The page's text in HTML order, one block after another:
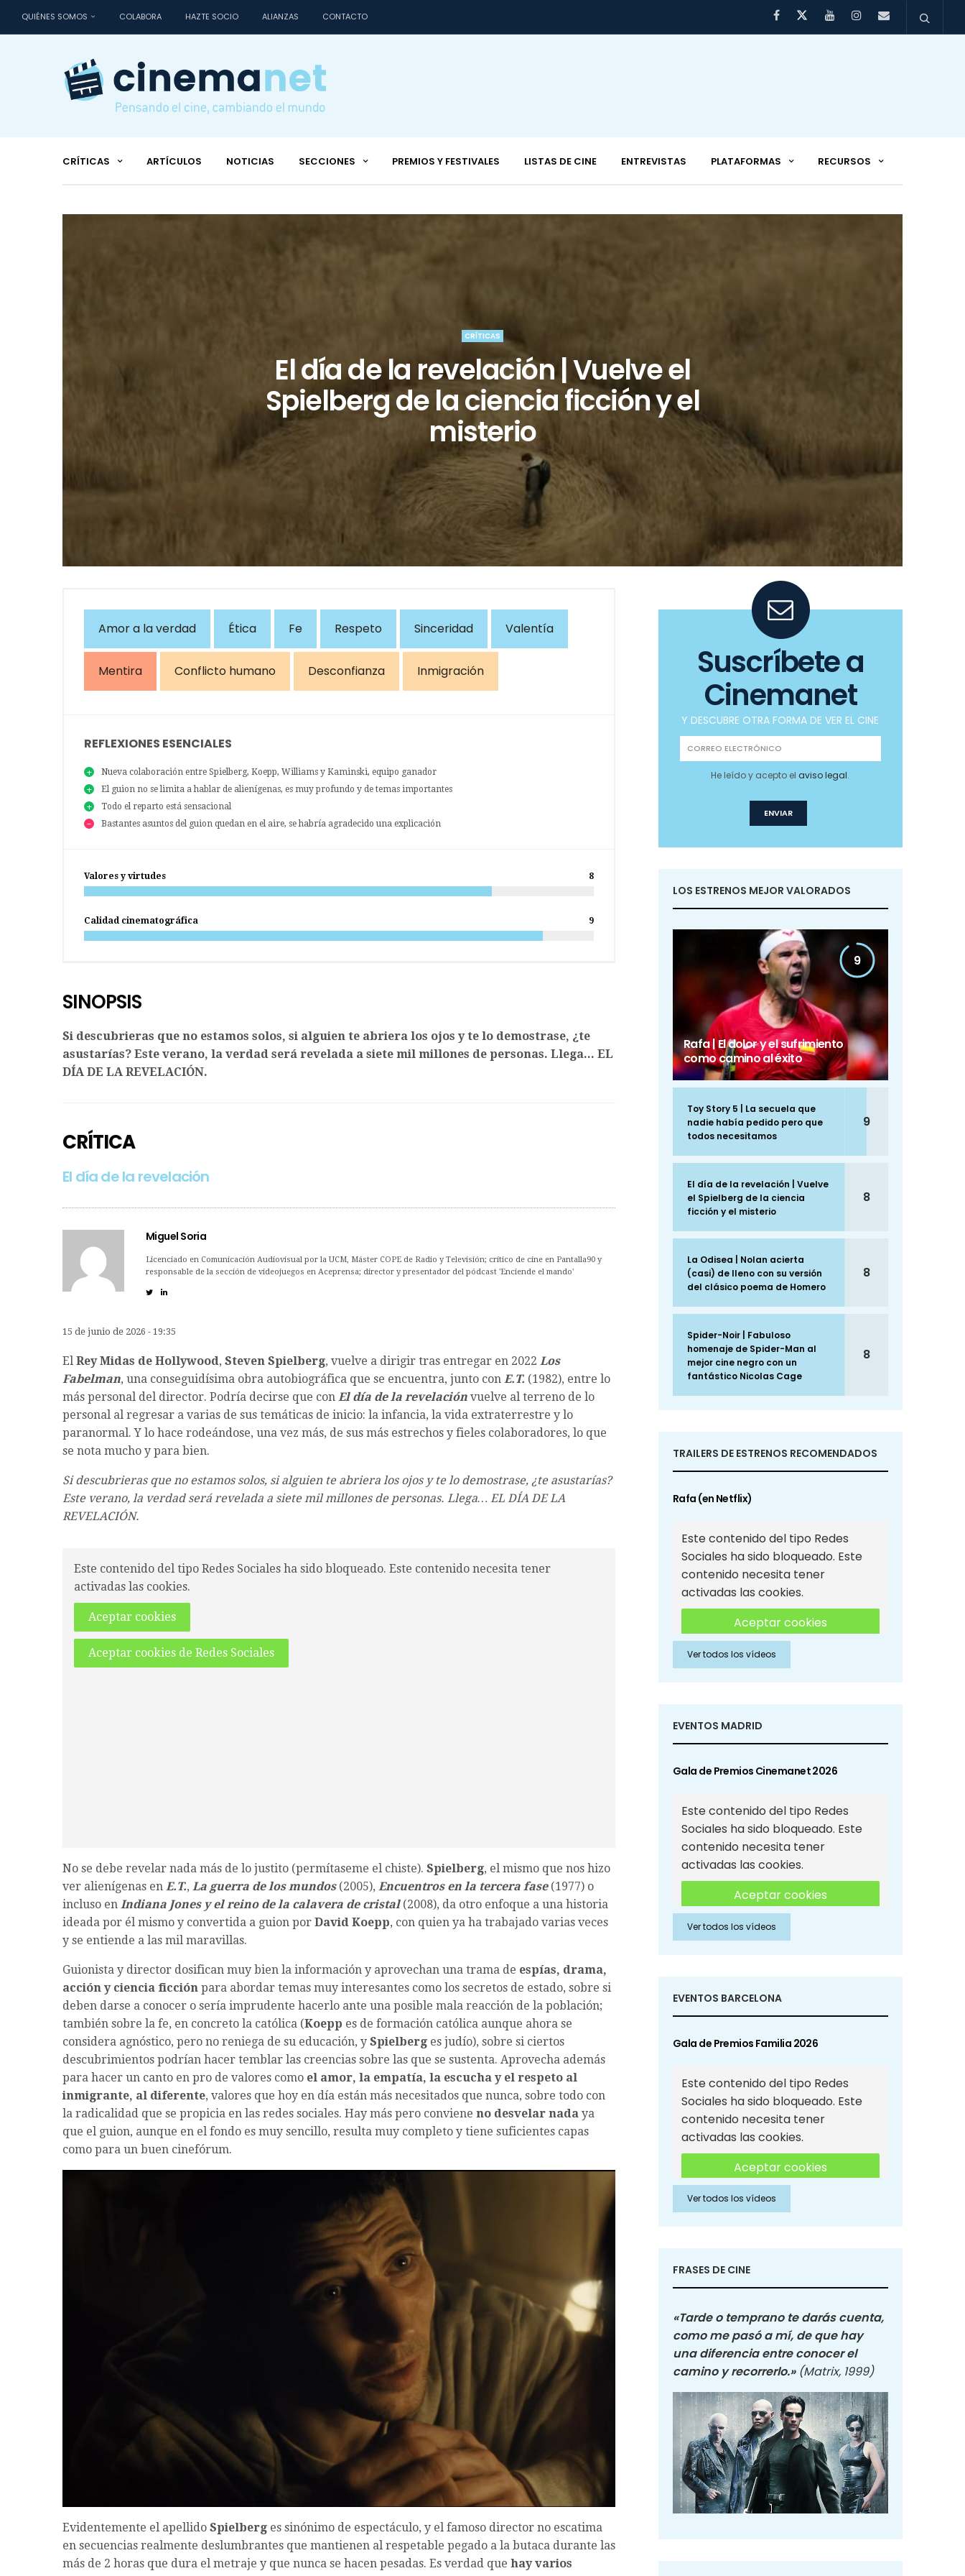
QUIÉNES SOMOS COLABORA HAZTE SOCIO ALIANZAS CONTACTO
CRÍTICAS ARTÍCULOS NOTICIAS SECCIONES PREMIOS Y FESTIVALES LISTAS DE CINE ENTREVISTAS PLATAFORMAS RECURSOS
CRÍTICAS
El día de la revelación | Vuelve el
Spielberg de la ciencia ficción y el
misterio
Amor a la verdad Ética Fe Respeto Sinceridad Valentía
Mentira Conflicto humano Desconfianza Inmigración
REFLEXIONES ESENCIALES
Nueva colaboración entre Spielberg, Koepp, Williams y Kaminski, equipo ganador
El guion no se limita a hablar de alienígenas, es muy profundo y de temas importantes
Todo el reparto está sensacional
Bastantes asuntos del guion quedan en el aire, se habría agradecido una explicación
Valores y virtudes 8
Calidad cinematográfica 9
SINOPSIS
Si descubrieras que no estamos solos, si alguien te abriera los ojos y te lo demostrase, ¿te
asustarías? Este verano, la verdad será revelada a siete mil millones de personas. Llega... EL
DÍA DE LA REVELACIÓN.
CRÍTICA
El día de la revelación
Miguel Soria
Licenciado en Comunicación Audiovisual por la UCM, Máster COPE de Radio y Televisión; crítico de cine en Pantalla90 y
responsable de la sección de videojuegos en Aceprensa; director y presentador del pódcast 'Enciende el mando'
15 de junio de 2026 - 19:35
El Rey Midas de Hollywood, Steven Spielberg, vuelve a dirigir tras entregar en 2022 Los
Fabelman, una conseguidísima obra autobiográfica que se encuentra, junto con E.T. (1982), entre lo
más personal del director. Podría decirse que con El día de la revelación vuelve al terreno de lo
personal al regresar a varias de sus temáticas de inicio: la infancia, la vida extraterrestre y lo
paranormal. Y lo hace rodeándose, una vez más, de sus más estrechos y fieles colaboradores, lo que
se nota mucho y para bien.
Si descubrieras que no estamos solos, si alguien te abriera los ojos y te lo demostrase, ¿te asustarías?
Este verano, la verdad será revelada a siete mil millones de personas. Llega… EL DÍA DE LA
REVELACIÓN.
Este contenido del tipo Redes Sociales ha sido bloqueado. Este contenido necesita tener
activadas las cookies.
Aceptar cookies
Aceptar cookies de Redes Sociales
No se debe revelar nada más de lo justito (permítaseme el chiste). Spielberg, el mismo que nos hizo
ver alienígenas en E.T., La guerra de los mundos(2005), Encuentros en la tercera fase(1977) o
incluso en Indiana Jones y el reino de la calavera de cristal(2008), da otro enfoque a una historia
ideada por él mismo y convertida a guion por David Koepp, con quien ya ha trabajado varias veces
y se entiende a las mil maravillas.
Guionista y director dosifican muy bien la información y aprovechan una trama de espías, drama,
acción y ciencia ficción para abordar temas muy interesantes como los secretos de estado, sobre si
deben darse a conocer o sería imprudente hacerlo ante una posible mala reacción de la población;
también sobre la fe, en concreto la católica (Koepp es de formación católica aunque ahora se
considera agnóstico, pero no reniega de su educación, y Spielberg es judío), sobre si ciertos
descubrimientos podrían hacer temblar las creencias sobre las que se sustenta. Aprovecha además
para hacer un canto en pro de valores como el amor, la empatía, la escucha y el respeto al
inmigrante, al diferente, valores que hoy en día están más necesitados que nunca, sobre todo con
la radicalidad que se propicia en las redes sociales. Hay más pero conviene no desvelar nada ya
que el guion, aunque en el fondo es muy sencillo, resulta muy completo y tiene suficientes capas
como para un buen cinefórum.
Evidentemente el apellido Spielberg es sinónimo de espectáculo, y el famoso director no escatima
en secuencias realmente deslumbrantes que mantienen al respetable pegado a la butaca durante las
más de 2 horas que dura el metraje y que nunca se hacen pesadas. Es verdad que hay varios
Suscríbete a
Cinemanet
Y DESCUBRE OTRA FORMA DE VER EL CINE
He leído y acepto elaviso legal.
LOS ESTRENOS MEJOR VALORADOS
9
Rafa | El dolor y el sufrimiento
como camino al éxito
Toy Story 5 | La secuela que
nadie había pedido pero que
todos necesitamos
9
El día de la revelación | Vuelve
el Spielberg de la ciencia
ficción y el misterio
8
La Odisea | Nolan acierta
(casi) de lleno con su versión
del clásico poema de Homero
8
Spider-Noir | Fabuloso
homenaje de Spider-Man al
mejor cine negro con un
fantástico Nicolas Cage
8
TRAILERS DE ESTRENOS RECOMENDADOS
Rafa (en Netflix)
Este contenido del tipo Redes
Sociales ha sido bloqueado. Este
contenido necesita tener
activadas las cookies.
Aceptar cookies
Aceptar cookies de Redes
Sociales
Ver todos los vídeos
EVENTOS MADRID
Gala de Premios Cinemanet 2026
Este contenido del tipo Redes
Sociales ha sido bloqueado. Este
contenido necesita tener
activadas las cookies.
Aceptar cookies
Aceptar cookies de Redes
Sociales
Ver todos los vídeos
EVENTOS BARCELONA
Gala de Premios Familia 2026
Este contenido del tipo Redes
Sociales ha sido bloqueado. Este
contenido necesita tener
activadas las cookies.
Aceptar cookies
Aceptar cookies de Redes
Sociales
Ver todos los vídeos
FRASES DE CINE
«Tarde o temprano te darás cuenta,
como me pasó a mí, de que hay
una diferencia entre conocer el
camino y recorrerlo.» (Matrix, 1999)